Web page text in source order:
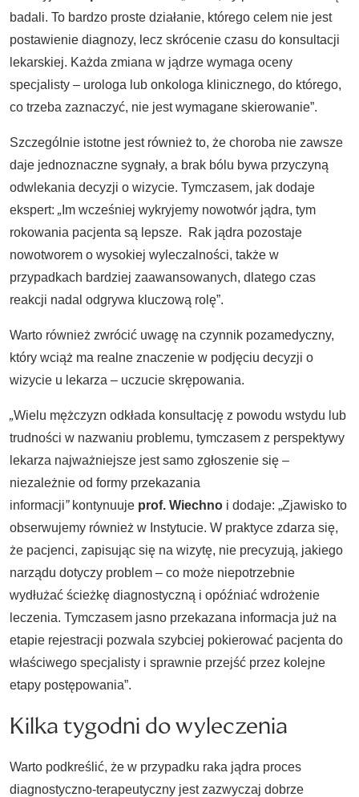
badali. To bardzo proste działanie, którego celem nie jest
postawienie diagnozy, lecz skrócenie czasu do konsultacji
lekarskiej. Każda zmiana w jądrze wymaga oceny
specjalisty – urologa lub onkologa klinicznego, do którego,
co trzeba zaznaczyć, nie jest wymagane skierowanie”.
Szczególnie istotne jest również to, że choroba nie zawsze
daje jednoznaczne sygnały, a brak bólu bywa przyczyną
odwlekania decyzji o wizycie. Tymczasem, jak dodaje
ekspert: „ Im wcześniej wykryjemy nowotwór jądra, tym
rokowania pacjenta są lepsze. Rak jądra pozostaje
nowotworem o wysokiej wyleczalności, także w
przypadkach bardziej zaawansowanych, dlatego czas
reakcji nadal odgrywa kluczową rolę”.
Warto również zwrócić uwagę na czynnik pozamedyczny,
który wciąż ma realne znaczenie w podjęciu decyzji o
wizycie u lekarza – uczucie skrępowania.
„Wielu mężczyzn odkłada konsultację z powodu wstydu lub
trudności w nazwaniu problemu, tymczasem z perspektywy
lekarza najważniejsze jest samo zgłoszenie się –
niezależnie od formy przekazania
informacji”kontynuuje prof. Wiechno i dodaje: „Zjawisko to
obserwujemy również w Instytucie. W praktyce zdarza się,
że pacjenci, zapisując się na wizytę, nie precyzują, jakiego
narządu dotyczy problem – co może niepotrzebnie
wydłużać ścieżkę diagnostyczną i opóźniać wdrożenie
leczenia. Tymczasem jasno przekazana informacja już na
etapie rejestracji pozwala szybciej pokierować pacjenta do
właściwego specjalisty i sprawnie przejść przez kolejne
etapy postępowania”.
Kilka tygodni do wyleczenia
Warto podkreślić, że w przypadku raka jądra proces
diagnostyczno-terapeutyczny jest zazwyczaj dobrze